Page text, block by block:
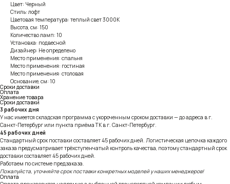
Цвет: Черный
Стиль: лофт
Цветовая температура: теплый свет 3000К
Высота, см: 150
Количество ламп: 10
Установка: подвесной
Дизайнер: Не определено
Место применения: спальня
Место применения: гостиная
Место применения: столовая
Основание, см: 10
Сроки доставки
Оплата
Хранение товара
Сроки доставки
3 рабочих дня
У нас имеется складская программа с укороченным сроком доставки — до адреса в г.
Санкт-Петербург или пункта приёма ТК в г. Санкт-Петербург.
45 рабочих дней
Стандартный срок поставки составляет 45 рабочих дней. Логистическая цепочка каждого
заказа предусматривает трёхступенчатый контроль качества, поэтому стандартный срок
доставки составляет 45 рабочих дней.
Работаем по системе предзаказа.
Пожалуйста, уточняйте срок поставки конкретных моделей у наших менеджеров!
Оплата